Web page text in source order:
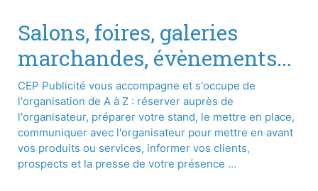
Salons, foires, galeries
marchandes, évènements...
CEP Publicité vous accompagne et s'occupe de
l'organisation de A à Z : réserver auprès de
l'organisateur, préparer votre stand, le mettre en place,
communiquer avec l'organisateur pour mettre en avant
vos produits ou services, informer vos clients,
prospects et la presse de votre présence ...